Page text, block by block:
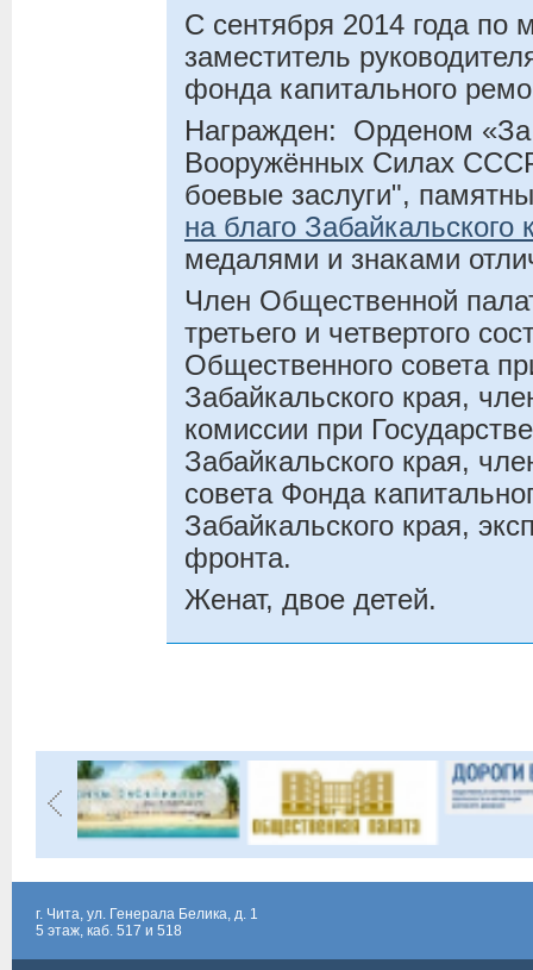
С сентября 2014 года по
заместитель
фонда капитального
Награжден: Орденом
Вооружённых Силах
боевые заслуги",
на благо Забайкальского
медалями и знаками
Член Общественной
третьего и четвертого
Общественного совета
Забайкальского края,
комиссии при
Забайкальского края,
совета Фонда
Забайкальского края,
фронта.
Женат, двое детей.
г. Чита, ул. Генерала Белика, д. 1
5 этаж, каб. 517 и 518